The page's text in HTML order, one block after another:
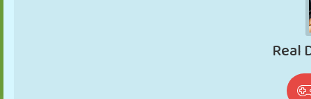
ROBOTER